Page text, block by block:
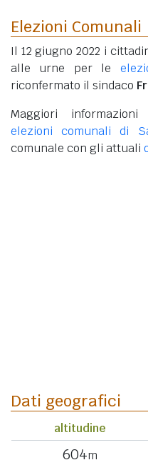
Elezioni Comunali
Il 12 giugno 2022 i
alle urne per le
riconfermato il sindaco
Maggiori
elezioni comunali di
comunale con gli attuali
Dati geografici
altitudine
604m